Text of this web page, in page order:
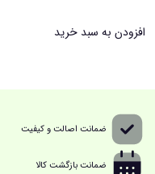
افزودن به سبد خرید
ضمانت اصالت و کیفیت
ضمانت بازگشت کالا